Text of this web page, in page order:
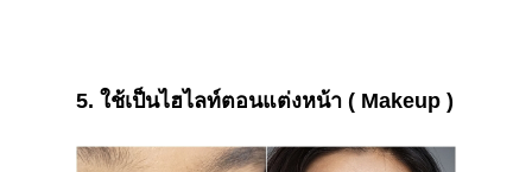
5. ใช้เป็นไฮไลท์ตอนแต่งหน้า ( Makeup )